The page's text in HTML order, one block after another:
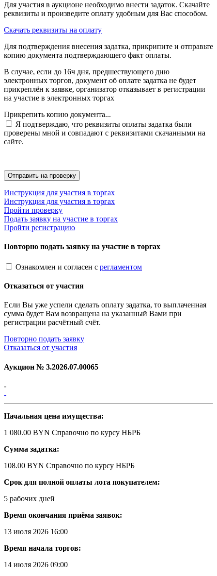
Для участия в аукционе необходимо внести задаток. Скачайте
реквизиты и произведите оплату удобным для Вас способом.
Скачать реквизиты на оплату
Для подтверждения внесения задатка, прикрипите и отправьте
копию документа подтверждающего факт оплаты.
В случае, если до 16ч дня, предшествующего дню
электронных торгов, документ об оплате задатка не будет
прикреплён к заявке, организатор отказывает в регистрации
на участие в электронных торгах
Прикрепить копию документа...
Я подтверждаю, что реквизиты оплаты задатка были
проверены мной и совпадают с реквизитами скачанными на
сайте.
Инструкция для участия в торгах
Инструкция для участия в торгах
Пройти проверку
Подать заявку на участие в торгах
Пройти регистрацию
Повторно подать заявку на участие в торгах
Ознакомлен и согласен с регламентом
Отказаться от участия
Если Вы уже успели сделать оплату задатка, то выплаченная
сумма будет Вам возвращена на указанный Вами при
регистрации расчётный счёт.
Повторно подать заявку
Отказаться от участия
Аукцион № 3.2026.07.00065
-
-
Начальная цена имущества:
1 080.00 BYN Справочно по курсу НБРБ
Сумма задатка:
108.00 BYN Справочно по курсу НБРБ
Срок для полной оплаты лота покупателем:
5 рабочих дней
Время окончания приёма заявок:
13 июля 2026 16:00
Время начала торгов:
14 июля 2026 09:00